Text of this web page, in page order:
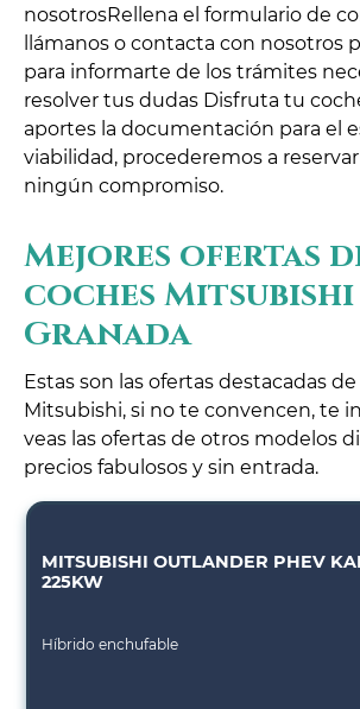
nosotrosRellena el formulario de
llámanos o contacta con nosotros
para informarte de los trámites
resolver tus dudas Disfruta tu
aportes la documentación para el
viabilidad, procederemos a
ningún compromiso.
Mejores ofertas
coches Mitsubishi
Granada
Estas son las ofertas destacadas
Mitsubishi, si no te convencen, te
veas las ofertas de otros modelos
precios fabulosos y sin entrada.
MITSUBISHI OUTLANDER PHEV
225KW
Híbrido enchufable